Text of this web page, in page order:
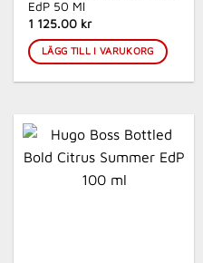
EdP 50 Ml
1 125.00 kr
LÄGG TILL I VARUKORG